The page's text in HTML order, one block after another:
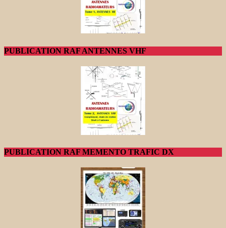
PUBLICATION RAF ANTENNES VHF
PUBLICATION RAF MEMENTO TRAFIC DX